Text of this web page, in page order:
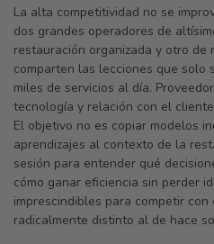
La alta competitividad no se
dos grandes operadores de
restauración organizada y otro
comparten las lecciones que solo
miles de servicios al día.
tecnología y relación con el
El objetivo no es copiar modelos
aprendizajes al contexto de la
sesión para entender qué
cómo ganar eficiencia sin perder
imprescindibles para competir
radicalmente distinto al de hace